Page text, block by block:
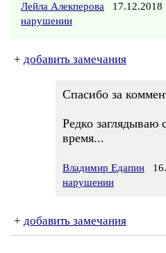
Лейла Алекперова 17.12.2018
нарушении
+ добавить замечания
Спасибо за
Редко заглядываю
время...
Владимир Едапин
нарушении
+ добавить замечания